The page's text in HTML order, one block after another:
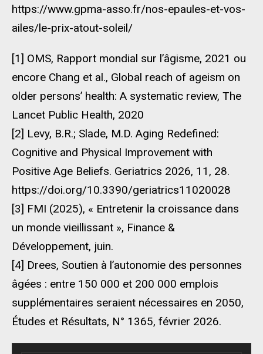
https://www.gpma-asso.fr/nos-epaules-et-vos-
ailes/le-prix-atout-soleil/
[1] OMS, Rapport mondial sur l’âgisme, 2021 ou
encore Chang et al., Global reach of ageism on
older persons’ health: A systematic review, The
Lancet Public Health, 2020
[2] Levy, B.R.; Slade, M.D. Aging Redefined:
Cognitive and Physical Improvement with
Positive Age Beliefs. Geriatrics 2026, 11, 28.
https://doi.org/10.3390/geriatrics11020028
[3] FMI (2025), « Entretenir la croissance dans
un monde vieillissant », Finance &
Développement, juin.
[4] Drees, Soutien à l’autonomie des personnes
âgées : entre 150 000 et 200 000 emplois
supplémentaires seraient nécessaires en 2050,
Études et Résultats, N° 1365, février 2026.